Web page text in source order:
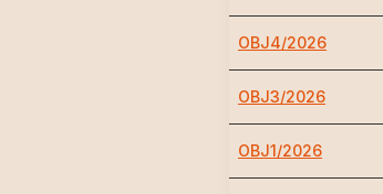
OBJ4/2026
OBJ3/2026
OBJ1/2026